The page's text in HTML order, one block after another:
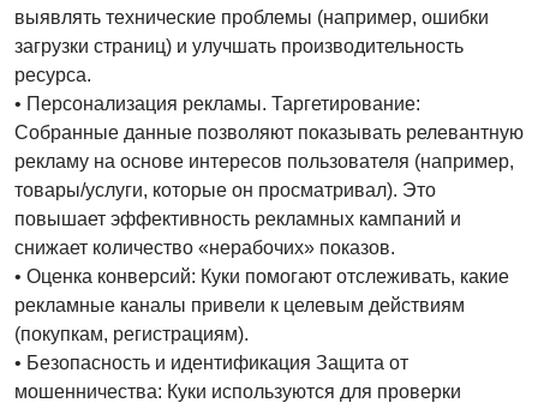
выявлять технические проблемы (например, ошибки
загрузки страниц) и улучшать производительность
ресурса.
• Персонализация рекламы. Таргетирование:
Собранные данные позволяют показывать релевантную
рекламу на основе интересов пользователя (например,
товары/услуги, которые он просматривал). Это
повышает эффективность рекламных кампаний и
снижает количество «нерабочих» показов.
• Оценка конверсий: Куки помогают отслеживать, какие
рекламные каналы привели к целевым действиям
(покупкам, регистрациям).
• Безопасность и идентификация Защита от
мошенничества: Куки используются для проверки